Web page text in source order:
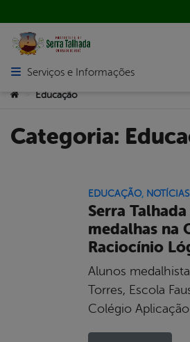
Abrir menu principal de navegação
Serviços e Informações
Você está aqui:
Educação
Categoria:
EDUCAÇÃO, NOTÍCIAS
Serra
medalhas na
Raciocínio
Alunos
Torres, Escola
Colégio Aplicação